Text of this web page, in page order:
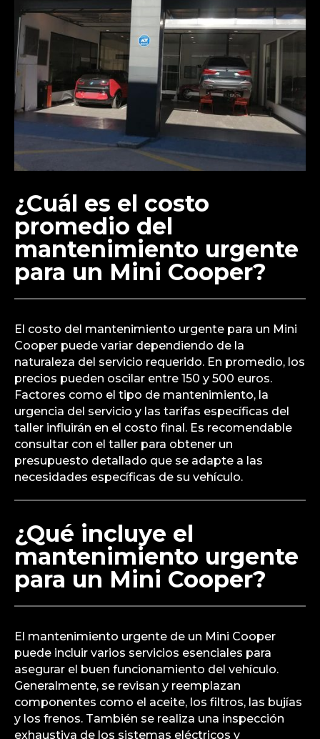
¿Cuál es el costo
promedio del
mantenimiento urgente
para un Mini Cooper?
El costo del mantenimiento urgente para un Mini
Cooper puede variar dependiendo de la
naturaleza del servicio requerido. En promedio, los
precios pueden oscilar entre 150 y 500 euros.
Factores como el tipo de mantenimiento, la
urgencia del servicio y las tarifas específicas del
taller influirán en el costo final. Es recomendable
consultar con el taller para obtener un
presupuesto detallado que se adapte a las
necesidades específicas de su vehículo.
¿Qué incluye el
mantenimiento urgente
para un Mini Cooper?
El mantenimiento urgente de un Mini Cooper
puede incluir varios servicios esenciales para
asegurar el buen funcionamiento del vehículo.
Generalmente, se revisan y reemplazan
componentes como el aceite, los filtros, las bujías
y los frenos. También se realiza una inspección
exhaustiva de los sistemas eléctricos y